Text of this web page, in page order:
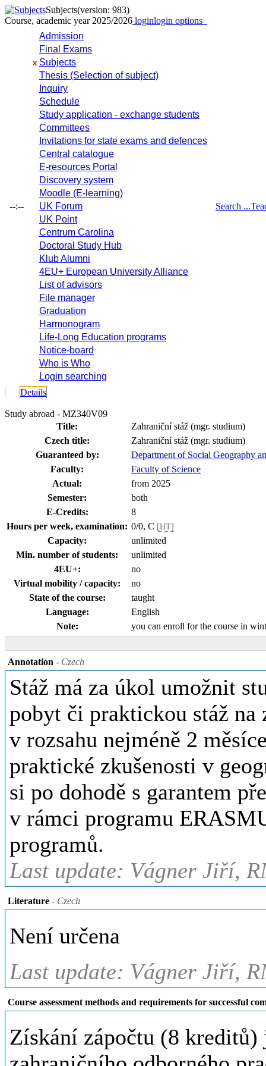
Subjects(version: 983)
Course, academic year 2025/2026 loginlogin options
--:--
Admission
Final Exams
x Subjects
Thesis (Selection of subject)
Inquiry
Schedule
Study application - exchange students
Committees
Invitations for state exams and defences
Central catalogue
E-resources Portal
Discovery system
Moodle (E-learning)
UK Forum
UK Point
Centrum Carolina
Doctoral Study Hub
Klub Alumni
4EU+ European University Alliance
List of advisors
File manager
Graduation
Harmonogram
Life-Long Education programs
Notice-board
Who is Who
Login searching
Search ...
Details
Study abroad - MZ340V09
Title:
Zahraniční stáž (mgr. studium)
Czech title:
Zahraniční stáž (mgr. studium)
Guaranteed by:
Department of Social Geography
Faculty:
Faculty of Science
Actual:
from 2025
Semester:
both
E-Credits:
8
Hours per week, examination: 0/0, C [HT]
Capacity:
unlimited
Min. number of students:
unlimited
4EU+:
no
Virtual mobility / capacity:
no
State of the course:
taught
Language:
English
Note:
you can enroll for the course in
Annotation - Czech
Stáž má za úkol umožnit
pobyt či praktickou stáž
v rozsahu nejméně 2
praktické zkušenosti v
si po dohodě s garantem
v rámci programu
programů.
Last update: Vágner Jiří,
Literature - Czech
Není určena
Last update: Vágner Jiří,
Course assessment methods and requirements for successful
Získání zápočtu (8